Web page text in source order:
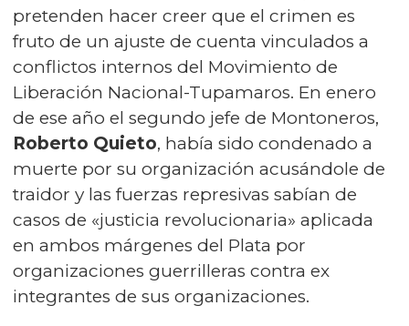
pretenden hacer creer que el crimen es
fruto de un ajuste de cuenta vinculados a
conflictos internos del Movimiento de
Liberación Nacional-Tupamaros. En enero
de ese año el segundo jefe de Montoneros,
Roberto Quieto, había sido condenado a
muerte por su organización acusándole de
traidor y las fuerzas represivas sabían de
casos de «justicia revolucionaria» aplicada
en ambos márgenes del Plata por
organizaciones guerrilleras contra ex
integrantes de sus organizaciones.